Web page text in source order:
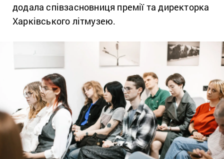
додала співзасновниця премії та директорка
Харківського літмузею.